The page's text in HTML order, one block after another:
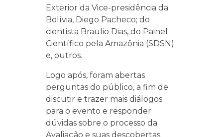
Exterior da Vice-presidência da
Bolívia, Diego Pacheco; do
cientista Braulio Dias, do Painel
Científico pela Amazônia (SDSN)
e, outros.
Logo após, foram abertas
perguntas do público, a fim de
discutir e trazer mais diálogos
para o evento e responder
dúvidas sobre o processo da
Avaliação e suas descobertas.